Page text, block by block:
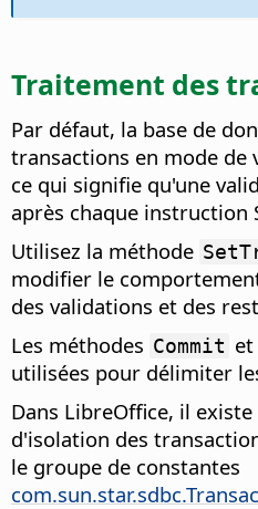
Traitement des
Par défaut, la base de
transactions en mode
ce qui signifie qu'une
après chaque instruction
Utilisez la méthode
modifier le
des validations et des
Les méthodes Commit et
utilisées pour délimiter
Dans LibreOffice, il
d'isolation des
le groupe de constantes